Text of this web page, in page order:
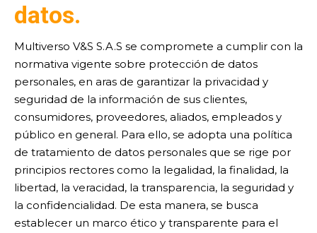
datos.
Multiverso V&S S.A.S se compromete a cumplir con la
normativa vigente sobre protección de datos
personales, en aras de garantizar la privacidad y
seguridad de la información de sus clientes,
consumidores, proveedores, aliados, empleados y
público en general. Para ello, se adopta una política
de tratamiento de datos personales que se rige por
principios rectores como la legalidad, la finalidad, la
libertad, la veracidad, la transparencia, la seguridad y
la confidencialidad. De esta manera, se busca
establecer un marco ético y transparente para el